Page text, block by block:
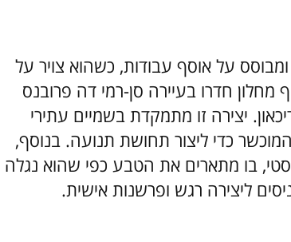
ציור השמן "ליל כוכבים" פורסם בשנת 1889 ומבוסס על אוסף עבודות, כשהוא צויר על
מחלון חדרו בעיירה סן-רמי דה פרובנס
יצירה זו מתמקדת בשמיים עתירי
כדי ליצור תחושת תנועה. בנוסף,
בו מתארים את הטבע כפי שהוא נגלה
ליצירה רגש ופרשנות אישית.